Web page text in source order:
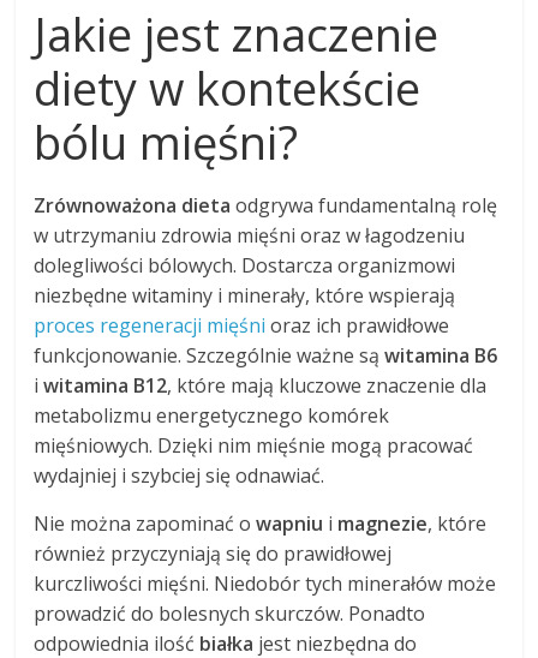
Jakie jest znaczenie
diety w kontekście
bólu mięśni?
Zrównoważona dieta odgrywa fundamentalną rolę
w utrzymaniu zdrowia mięśni oraz w łagodzeniu
dolegliwości bólowych. Dostarcza organizmowi
niezbędne witaminy i minerały, które wspierają
proces regeneracji mięśni oraz ich prawidłowe
funkcjonowanie. Szczególnie ważne sąwitamina B6
iwitamina B12, które mają kluczowe znaczenie dla
metabolizmu energetycznego komórek
mięśniowych. Dzięki nim mięśnie mogą pracować
wydajniej i szybciej się odnawiać.
Nie można zapominać owapniu i magnezie, które
również przyczyniają się do prawidłowej
kurczliwości mięśni. Niedobór tych minerałów może
prowadzić do bolesnych skurczów. Ponadto
odpowiednia ilość białka jest niezbędna do